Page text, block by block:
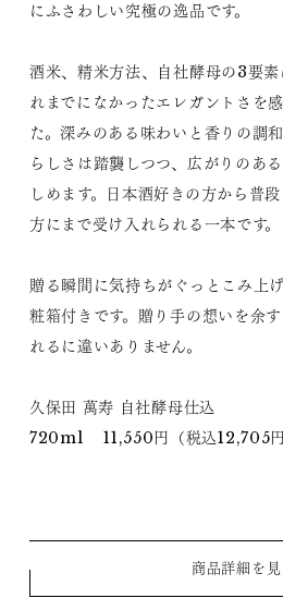
にふさわしい究極の逸品です。
酒米、精米方法、自社酵母の3要素
れまでになかったエレガントさを
た。深みのある味わいと香りの調
らしさは踏襲しつつ、広がりのあ
しめます。日本酒好きの方から普
方にまで受け入れられる一本です。
贈る瞬間に気持ちがぐっとこみ上
粧箱付きです。贈り手の想いを余
れるに違いありません。
久保田 萬寿 自社酵母仕込
720ml 11,550円（税込12,705円
商品詳細を見